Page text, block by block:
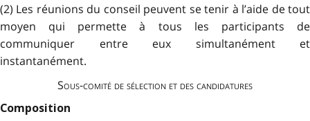
(2) Les réunions du conseil peuvent se tenir à l’aide de tout
moyen qui permette à tous les participants de
communiquer entre eux simultanément et
instantanément.
Sous-comité de sélection et des candidatures
Composition